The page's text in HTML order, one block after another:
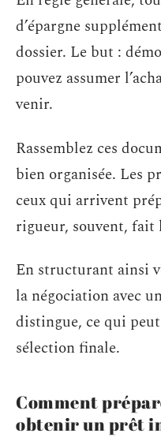
d’épargne
dossier. Le but :
pouvez assumer
venir.
Rassemblez ces
bien organisée. Les
ceux qui arrivent
rigueur, souvent, fait
En structurant ainsi
la négociation avec
distingue, ce qui
sélection finale.
Comment
obtenir un prêt